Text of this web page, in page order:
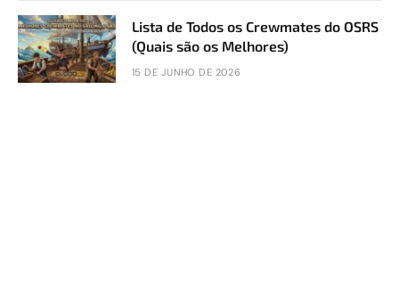
Lista de Todos os Crewmates do OSRS
(Quais são os Melhores)
15 DE JUNHO DE 2026